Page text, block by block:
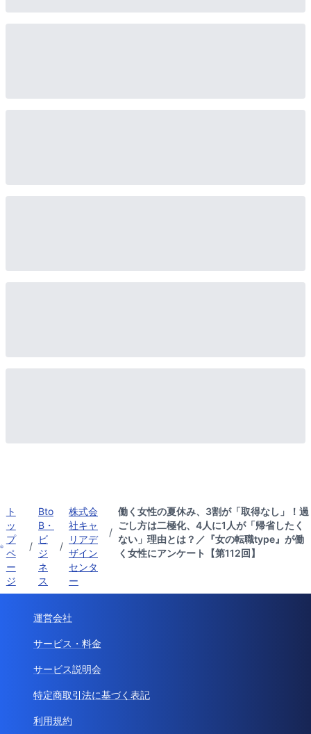
ト
ッ
プ
ペ
ー
ジ
/
Bto
B・
ビ
ジ
ネ
ス
/
株式会
社キャ
リアデ
ザイン
センタ
ー
/
働く女性の夏休み、3割が「取得なし」！過
ごし方は二極化、4人に1人が「帰省したく
ない」理由とは？／『女の転職type』が働
く女性にアンケート【第112回】
運営会社
サービス・料金
サービス説明会
特定商取引法に基づく表記
利用規約